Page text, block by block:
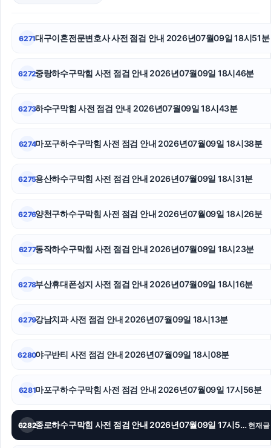
아고다할인코드
금천하수구막힘
수원형사변호사
종로구하수구막힘
서초구하수구막힘
수원형사변호사
6271대구이혼전문변호사 사전 점검 안내 2026년07월09일 18시51분
6272중랑하수구막힘 사전 점검 안내 2026년07월09일 18시46분
6273하수구막힘 사전 점검 안내 2026년07월09일 18시43분
6274마포구하수구막힘 사전 점검 안내 2026년07월09일 18시38분
6275용산하수구막힘 사전 점검 안내 2026년07월09일 18시31분
6276양천구하수구막힘 사전 점검 안내 2026년07월09일 18시26분
6277동작하수구막힘 사전 점검 안내 2026년07월09일 18시23분
6278부산휴대폰성지 사전 점검 안내 2026년07월09일 18시16분
6279강남치과 사전 점검 안내 2026년07월09일 18시13분
6280야구반티 사전 점검 안내 2026년07월09일 18시08분
6281마포구하수구막힘 사전 점검 안내 2026년07월09일 17시56분
6282 종로하수구막힘 사전 점검 안내 2026년07월09일 17시53분 현재글